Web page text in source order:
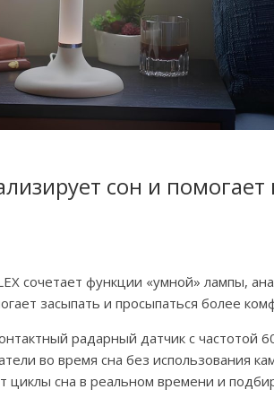
сон и помогает
сочетает функции «умной» лампы,
засыпать и просыпаться более
радарный датчик с частотой
во время сна без использования
циклы сна в реальном времени и